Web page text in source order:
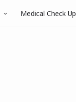
Medical Check Up